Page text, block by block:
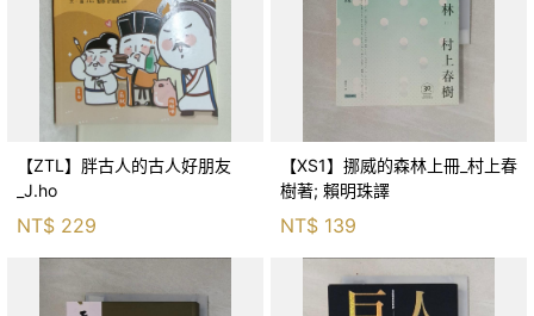
【ZTL】胖古人的古人好朋友
_J.ho
NT$ 229
【XS1】挪威的森林上冊_村上春
樹著; 賴明珠譯
NT$ 139